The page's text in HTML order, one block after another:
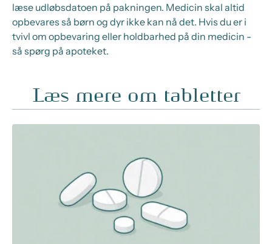
læse udløbsdatoen på pakningen. Medicin skal altid
opbevares så børn og dyr ikke kan nå det. Hvis du er i
tvivl om opbevaring eller holdbarhed på din medicin -
så spørg på apoteket.
Læs mere om tabletter